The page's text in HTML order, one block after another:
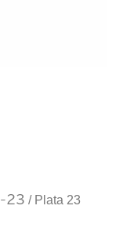
23 / Plata 23